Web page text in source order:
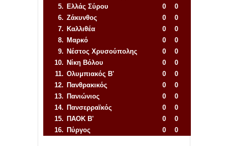
5. Ελλάς Σύρου 0
0
6. Ζάκυνθος 0
0
7. Καλλιθέα 0
0
8. Μαρκό 0
0
9. Νέστος Χρυσούπολης 0
0
10. Νίκη Βόλου 0
0
11. Ολυμπιακός Β' 0
0
12. Πανθρακικός 0
0
13. Πανιώνιος 0
0
14. Πανσερραϊκός 0
0
15. ΠΑΟΚ Β' 0
0
16. Πύργος 0
0